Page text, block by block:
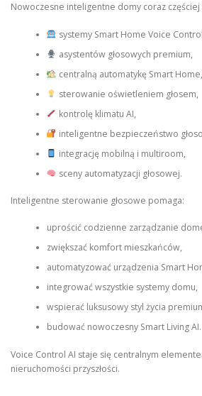
Nowoczesne inteligentne domy coraz częściej
systemy Smart Home Voice
asystentów głosowych premium,
centralną automatykę Smart Home,
sterowanie oświetleniem głosem,
kontrolę klimatu AI,
inteligentne bezpieczeństwo
integrację mobilną i multiroom,
sceny automatyzacji głosowej.
Inteligentne sterowanie głosowe pomaga:
uprościć codzienne zarządzanie
zwiększać komfort mieszkańców,
automatyzować urządzenia Smart
integrować wszystkie systemy domu,
wspierać luksusowy styl życia
budować nowoczesny Smart Living AI.
Voice Control AI staje się centralnym
nieruchomości przyszłości.